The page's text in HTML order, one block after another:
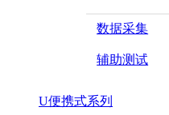
数据采集
辅助测试
U便携式系列